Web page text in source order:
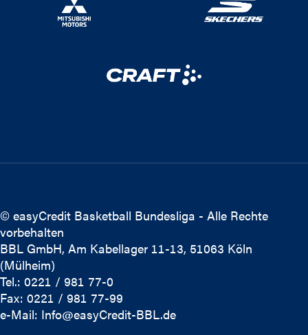
© easyCredit Basketball Bundesliga - Alle Rechte
vorbehalten
BBL GmbH, Am Kabellager 11-13, 51063 Köln
(Mülheim)
Tel.: 0221 / 981 77-0
Fax: 0221 / 981 77-99
e-Mail: Info@easyCredit-BBL.de